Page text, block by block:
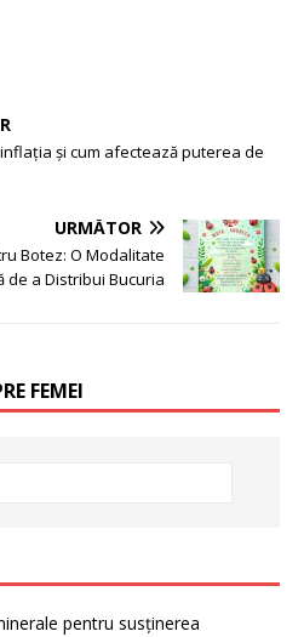
și cum afectează puterea de
URMĂTOR
Botez: O Modalitate
de a Distribui Bucuria
FEMEI
pentru susținerea